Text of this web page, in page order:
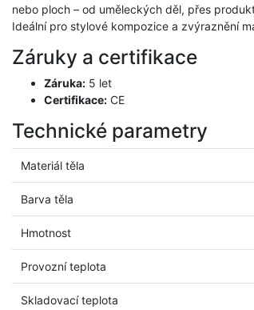
nebo ploch – od uměleckých děl, přes
Ideální pro stylové kompozice a zvýraznění
Záruky a certifikace
Záruka: 5 let
Certifikace: CE
Technické parametry
Materiál těla
Barva těla
Hmotnost
Provozní teplota
Skladovací teplota